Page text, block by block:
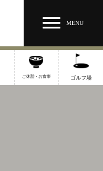
MENU
ご休憩・お食事 ゴルフ場